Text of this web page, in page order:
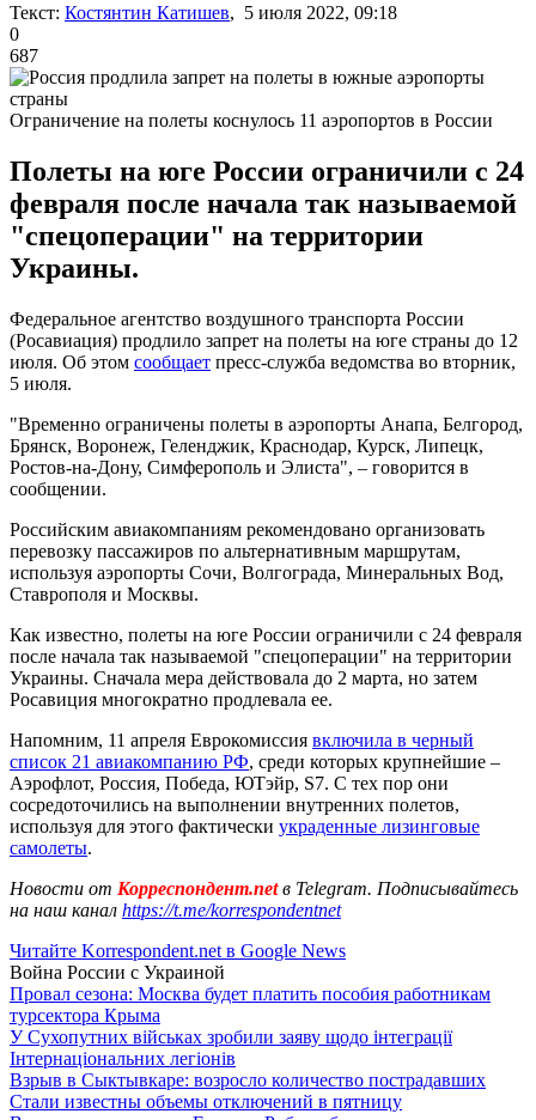
Текст: Костянтин Катишев, 5 июля 2022, 09:18
0
687
Ограничение на полеты коснулось 11 аэропортов в России
Полеты на юге России ограничили с 24
февраля после начала так называемой
"спецоперации" на территории
Украины.
Федеральное агентство воздушного транспорта России
(Росавиация) продлило запрет на полеты на юге страны до 12
июля. Об этом сообщает пресс-служба ведомства во вторник,
5 июля.
"Временно ограничены полеты в аэропорты Анапа, Белгород,
Брянск, Воронеж, Геленджик, Краснодар, Курск, Липецк,
Ростов-на-Дону, Симферополь и Элиста", – говорится в
сообщении.
Российским авиакомпаниям рекомендовано организовать
перевозку пассажиров по альтернативным маршрутам,
используя аэропорты Сочи, Волгограда, Минеральных Вод,
Ставрополя и Москвы.
Как известно, полеты на юге России ограничили с 24 февраля
после начала так называемой "спецоперации" на территории
Украины. Сначала мера действовала до 2 марта, но затем
Росавиция многократно продлевала ее.
Напомним, 11 апреля Еврокомиссия включила в черный
список 21 авиакомпанию РФ, среди которых крупнейшие –
Аэрофлот, Россия, Победа, ЮТэйр, S7. С тех пор они
сосредоточились на выполнении внутренних полетов,
используя для этого фактически украденные лизинговые
самолеты.
Новости от Корреспондент.netв Telegram. Подписывайтесь
на наш канал https://t.me/korrespondentnet
Читайте Korrespondent.net в Google News
Война России с Украиной
Провал сезона: Москва будет платить пособия работникам
турсектора Крыма
У Сухопутних військах зробили заяву щодо інтеграції
Інтернаціональних легіонів
Взрыв в Сыктывкаре: возросло количество пострадавших
Стали известны объемы отключений в пятницу